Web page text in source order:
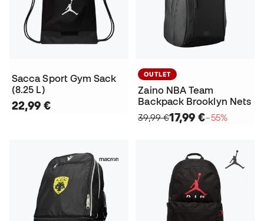
Sacca Sport Gym Sack
(8.25 L)
22,99 €
OUTLET
Zaino NBA Team
Backpack Brooklyn Nets
39,99 €17,99 €−55%